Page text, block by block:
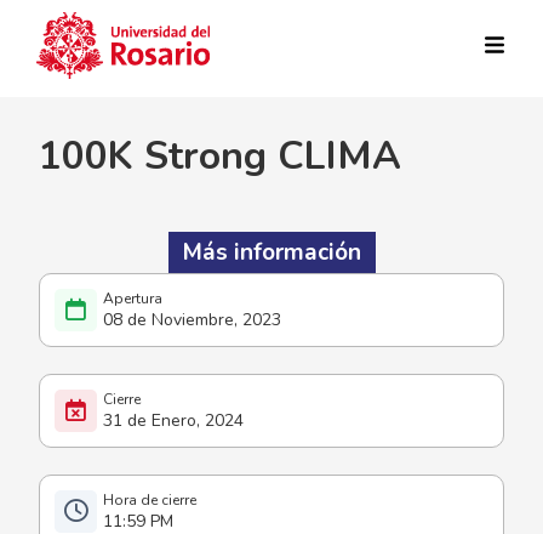
08 de Noviembre, 2023
31 de Enero, 2024
11:59 PM
100K Strong CLIMA
Más información